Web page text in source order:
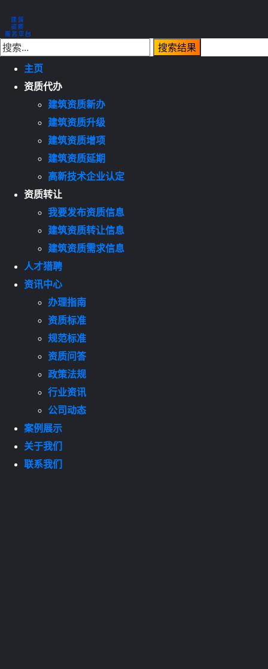
主页
资质代办
建筑资质新办
建筑资质升级
建筑资质增项
建筑资质延期
高新技术企业认定
资质转让
我要发布资质信息
建筑资质转让信息
建筑资质需求信息
人才猎聘
资讯中心
办理指南
资质标准
规范标准
资质问答
政策法规
行业资讯
公司动态
案例展示
关于我们
联系我们